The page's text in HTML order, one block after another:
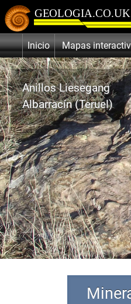
Inicio Mapas
Anillos Liesegang
Albarracín (Teruel)